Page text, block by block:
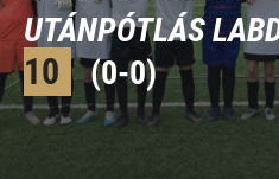
UTÁNPÓTLÁS
10
(0-0)